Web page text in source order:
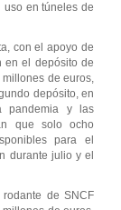
uso en túneles de
con el apoyo de
en el depósito de
de euros,
depósito, en
pandemia y las
que solo ocho
para el
durante julio y el
de SNCF